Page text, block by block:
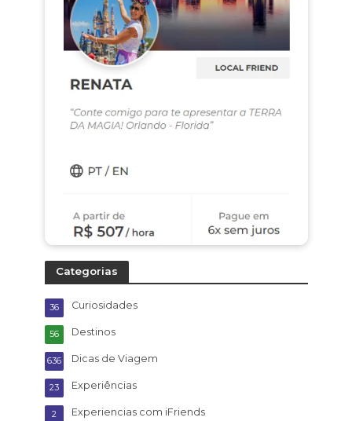
Categorias
Curiosidades
36
Destinos
56
Dicas de Viagem
636
Experiências
23
Experiencias com iFriends
2